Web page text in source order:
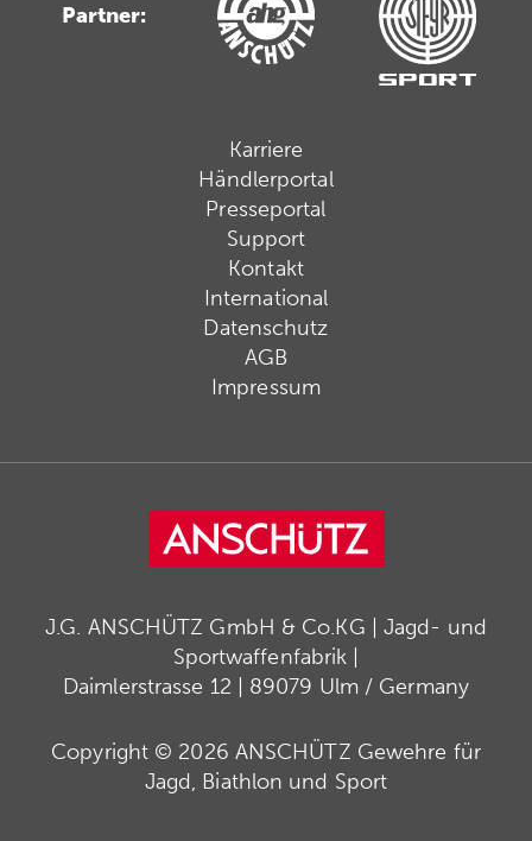
Partner:
Karriere
Händlerportal
Presseportal
Support
Kontakt
International
Datenschutz
AGB
Impressum
J.G. ANSCHÜTZ GmbH & Co.KG | Jagd- und
Sportwaffenfabrik |
Daimlerstrasse 12 | 89079 Ulm / Germany
Copyright © 2026 ANSCHÜTZ Gewehre für
Jagd, Biathlon und Sport